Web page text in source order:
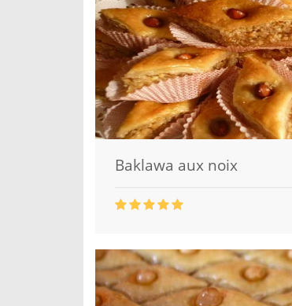
Baklawa aux noix